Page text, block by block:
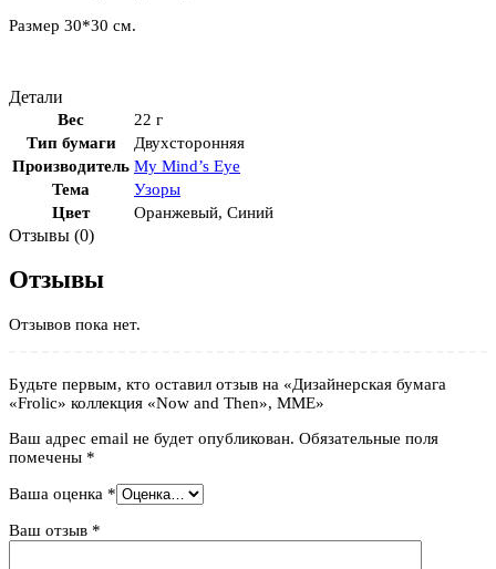
Размер 30*30 см.
Детали
Вес
22 г
Тип бумаги
Двухсторонняя
Производитель My Mind’s Eye
Тема
Узоры
Цвет
Оранжевый, Синий
Отзывы (0)
Отзывы
Отзывов пока нет.
Будьте первым, кто оставил отзыв на «Дизайнерская бумага
«Frolic» коллекция «Now and Then», MME»
Ваш адрес email не будет опубликован. Обязательные поля
помечены *
Ваша оценка *
Ваш отзыв *